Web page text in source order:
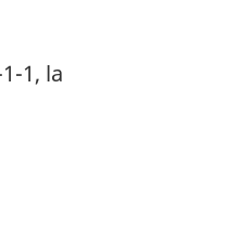
1, la